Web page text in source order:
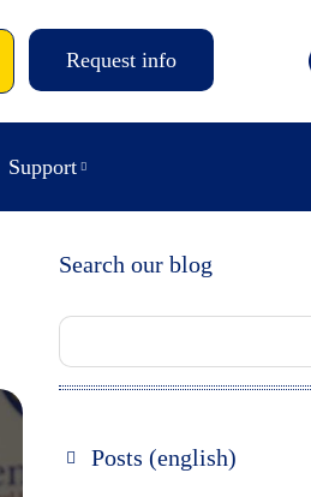
Request info
Support
Search our blog
Posts (english)